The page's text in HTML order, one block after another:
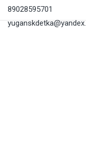
89028595701